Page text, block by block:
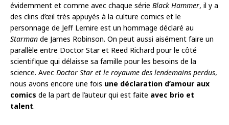
évidemment et comme avec chaque série Black Hammer, il y a
des clins d’œil très appuyés à la culture comics et le
personnage de Jeff Lemire est un hommage déclaré au
Starman de James Robinson. On peut aussi aisément faire un
parallèle entre Doctor Star et Reed Richard pour le côté
scientifique qui délaisse sa famille pour les besoins de la
science. Avec Doctor Star et le royaume des lendemains perdus,
nous avons encore une fois une déclaration d’amour aux
comics de la part de l’auteur qui est faite avec brio et
talent.